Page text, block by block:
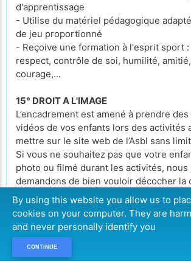
d'apprentissage
- Utilise du matériel pédagogique
de jeu proportionné
- Reçoive une formation à l'esprit sport
respect, contrôle de soi, humilité,
courage,...
15° DROIT A L'IMAGE
L’encadrement est amené à prendre
vidéos de vos enfants lors des activités
mettre sur le site web de l’Asbl sans
Si vous ne souhaitez pas que votre
photo ou filmé durant les activités, nous
demandons de bien vouloir décocher la
lors de l’inscription que vous effectuez
16° POLITIQUE D'UTILISATION DES
PERSONNELLES
Conformément à la loi sur le RGPD (
By using this website you allow us to
cookies on your computer. They are
and never personally identify you
CONTINUE